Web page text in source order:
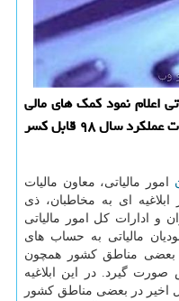
اعلام نمود كمك های مالی
به سیل زدگان، از درآمد مشمول مالیات عملكرد سال ۹۸ قابل كسر
امور مالیاتی، معاون مالیات
ابلاغیه ای به مخاطبان، ذی
و ادارات كل امور مالیاتی
مالیاتی به حساب های
بعضی مناطق كشور همچون
صورت گیرد. در این ابلاغیه
اخیر در بعضی مناطق كشور